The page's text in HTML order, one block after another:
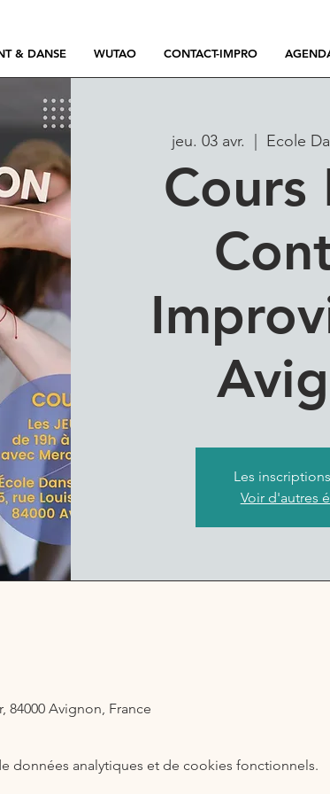
& DANSE WUTAO CONTACT-IMPRO
jeu. 03 avr. Ecole
Cours
Les
Voir d'autres
84000 Avignon, France
données analytiques et de cookies fonctionnels.